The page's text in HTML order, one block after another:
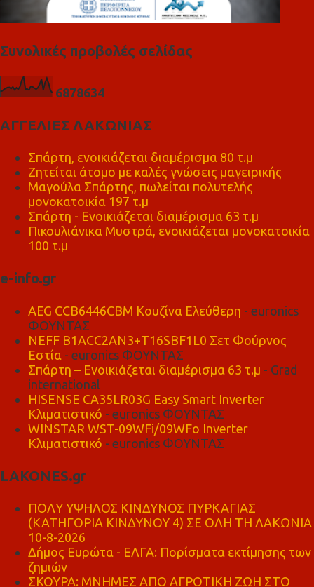
Συνολικές προβολές σελίδας
6878634
ΑΓΓΕΛΙΕΣ ΛΑΚΩΝΙΑΣ
Σπάρτη, ενοικιάζεται διαμέρισμα 80 τ.μ
Ζητείται άτομο με καλές γνώσεις μαγειρικής
Μαγούλα Σπάρτης, πωλείται πολυτελής
μονοκατοικία 197 τ.μ
Σπάρτη - Ενοικιάζεται διαμέρισμα 63 τ.μ
Πικουλιάνικα Μυστρά, ενοικιάζεται μονοκατοικία
100 τ.μ
e-info.gr
AEG CCB6446CBM Κουζίνα Ελεύθερη - euronics
ΦΟΥΝΤΑΣ
NEFF B1ACC2AN3+T16SBF1L0 Σετ Φούρνος
Εστία - euronics ΦΟΥΝΤΑΣ
Σπάρτη – Ενοικιάζεται διαμέρισμα 63 τ.μ - Grad
international
HISENSE CA35LR03G Easy Smart Inverter
Κλιματιστικό - euronics ΦΟΥΝΤΑΣ
WINSTAR WST-09WFi/09WFo Inverter
Κλιματιστικό - euronics ΦΟΥΝΤΑΣ
LAKONES.gr
ΠΟΛΥ ΥΨΗΛΟΣ ΚΙΝΔΥΝΟΣ ΠΥΡΚΑΓΙΑΣ
(ΚΑΤΗΓΟΡΙΑ ΚΙΝΔΥΝΟΥ 4) ΣΕ ΟΛΗ ΤΗ ΛΑΚΩΝΙΑ
10-8-2026
Δήμος Ευρώτα - ΕΛΓΑ: Πορίσματα εκτίμησης των
ζημιών
ΣΚΟΥΡΑ: ΜΝΗΜΕΣ ΑΠΟ ΑΓΡΟΤΙΚΗ ΖΩΗ ΣΤΟ